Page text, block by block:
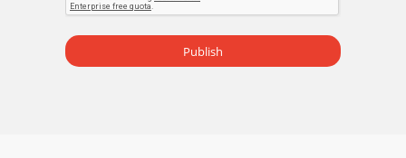
Publish